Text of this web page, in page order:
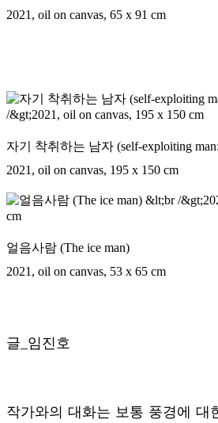
2021, oil on canvas, 65 x 91 cm
자기 착취하는 남자 (self-exploiting
2021, oil on canvas, 195 x 150 cm
얼음사람 (The ice man)
2021, oil on canvas, 53 x 65 cm
글_임진호
작가와의 대화는 보통 풍경에 대